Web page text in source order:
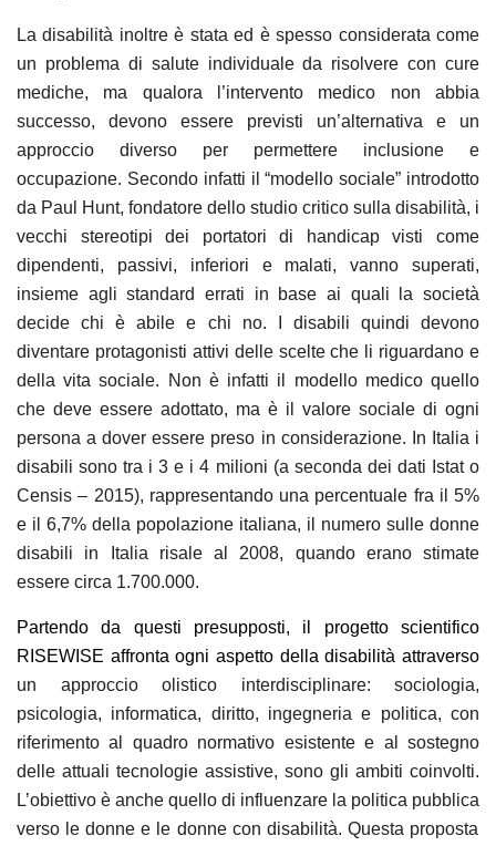
La disabilità inoltre è stata ed è spesso considerata come
un problema di salute individuale da risolvere con cure
mediche, ma qualora l’intervento medico non abbia
successo, devono essere previsti un’alternativa e un
approccio diverso per permettere inclusione e
occupazione. Secondo infatti il “modello sociale” introdotto
da Paul Hunt, fondatore dello studio critico sulla disabilità, i
vecchi stereotipi dei portatori di handicap visti come
dipendenti, passivi, inferiori e malati, vanno superati,
insieme agli standard errati in base ai quali la società
decide chi è abile e chi no. I disabili quindi devono
diventare protagonisti attivi delle scelte che li riguardano e
della vita sociale. Non è infatti il modello medico quello
che deve essere adottato, ma è il valore sociale di ogni
persona a dover essere preso in considerazione.
In Italia i
disabili sono tra i 3 e i 4 milioni (a seconda dei dati Istat o
Censis – 2015), rappresentando una percentuale fra il 5%
e il 6,7% della popolazione italiana, il numero sulle donne
disabili in Italia risale al 2008, quando erano stimate
essere circa 1.700.000.
Partendo da questi presupposti, il progetto scientifico
RISEWISE affronta ogni aspetto della disabilità attraverso
un approccio olistico interdisciplinare: sociologia,
psicologia, informatica, diritto, ingegneria e politica, con
riferimento al quadro normativo esistente e al sostegno
delle attuali tecnologie assistive, sono gli ambiti coinvolti.
L’obiettivo è anche quello di influenzare la politica pubblica
verso le donne e le donne con disabilità. Questa proposta